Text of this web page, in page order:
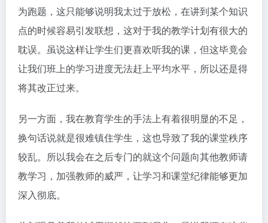
为跑题，这只能够说明我太过于放松，在讲到某个知识
点的时候容易引发联想，这对于我的教学计划有很大的
耽误。虽说这样让学生们更喜欢听我的课，但这毕竟会
让我们班上的学习进度无法赶上平均水平，所以还是得
将其改正过来。
另一方面，我在教育学生的手法上有着很明显的不足，
换句话说就是很难镇住学生，这也导致了我的课堂秩序
较乱。所以我会在之后专门的就这个问题向其他教师请
教学习，加强教师的威严，让学习和课堂纪律能够更加
深入彻底。